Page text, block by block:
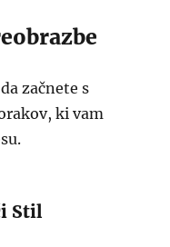
začnete s
ki vam
Stil